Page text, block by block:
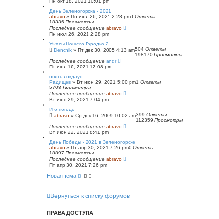
День Зеленогорска - 2021
abravo » Пн июл 26, 2021 2:28 pm0 Ответы
18336 Просмотры
Последнее сообщение abravo
Пн июл 26, 2021 2:28 pm
Ужасы Нашего Городка 2
Denchik » Пт дек 30, 2005 4:13 am504 Ответы
198170 Просмотры
Последнее сообщение andr
Пт июл 16, 2021 12:08 pm
опять локдаун
Радищев » Вт июн 29, 2021 5:00 pm1 Ответы
5708 Просмотры
Последнее сообщение abravo
Вт июн 29, 2021 7:04 pm
И о погоде
abravo » Ср дек 16, 2009 10:02 am399 Ответы
112359 Просмотры
Последнее сообщение abravo
Вт июн 22, 2021 8:41 pm
День Победы - 2021 в Зеленогорске
abravo » Пт апр 30, 2021 7:26 pm0 Ответы
18897 Просмотры
Последнее сообщение abravo
Пт апр 30, 2021 7:26 pm
Новая тема
Вернуться к списку форумов
ПРАВА ДОСТУПА